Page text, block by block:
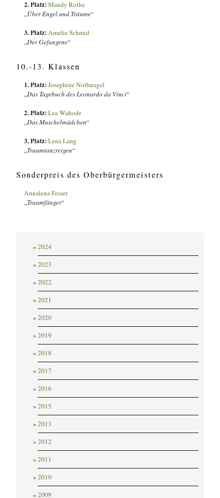
2. Platz:Mandy Rothe
„Über Engel und Träume“
3. Platz:Amelie Schmid
„Der Gefangene“
10.-13. Klassen
1. Platz:Josephine Nothnagel
„Das Tagebuch des Leonardo da Vinci“
2. Platz:Lea Wahode
„Das Muschelmädchen“
3. Platz:Lena Lang
„Traumtanzreigen“
Sonderpreis des Oberbürgermeisters
Annalena Fesser
„Traumfänger“
2024
2023
2022
2021
2020
2019
2018
2017
2016
2015
2013
2012
2011
2010
2009